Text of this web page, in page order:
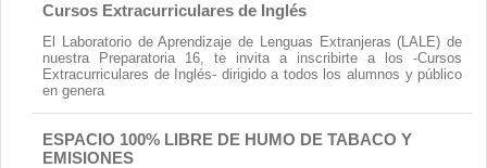
Cursos Extracurriculares de Inglés
El Laboratorio de Aprendizaje de Lenguas Extranjeras (LALE) de
nuestra Preparatoria 16, te invita a inscribirte a los -Cursos
Extracurriculares de Inglés- dirigido a todos los alumnos y público
en genera
ESPACIO 100% LIBRE DE HUMO DE TABACO Y
EMISIONES